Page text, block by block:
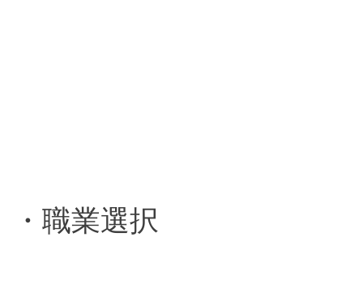
・職業選択